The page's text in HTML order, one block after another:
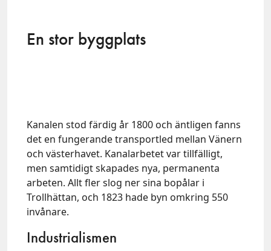
En stor byggplats
Kanalen stod färdig år 1800 och äntligen fanns
det en fungerande transportled mellan Vänern
och västerhavet. Kanalarbetet var tillfälligt,
men samtidigt skapades nya, permanenta
arbeten. Allt fler slog ner sina bopålar i
Trollhättan, och 1823 hade byn omkring 550
invånare.
Industrialismen